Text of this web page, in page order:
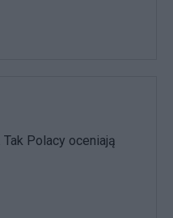
Polacy oceniają